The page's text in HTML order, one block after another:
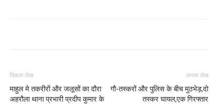
पिछला लेख
माहुल मे तकरीरों और जलूसों का दौरा
अहरौला थाना प्रभारी प्रदीप कुमार के
अगला लेख
गौ-तस्करों और पुलिस के बीच मुठभेड़,दो
तस्कर घायल,एक गिरफ्तार